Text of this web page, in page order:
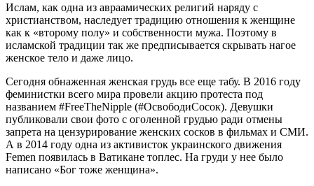
Ислам, как одна из авраамических религий наряду с
христианством, наследует традицию отношения к женщине
как к «второму полу» и собственности мужа. Поэтому в
исламской традиции так же предписывается скрывать нагое
женское тело и даже лицо.
Сегодня обнаженная женская грудь все еще табу. В 2016 году
феминистки всего мира провели акцию протеста под
названием #FreeTheNipple (#ОсвободиСосок). Девушки
публиковали свои фото с оголенной грудью ради отмены
запрета на цензурирование женских сосков в фильмах и СМИ.
А в 2014 году одна из активисток украинского движения
Femen появилась в Ватикане топлес. На груди у нее было
написано «Бог тоже женщина».